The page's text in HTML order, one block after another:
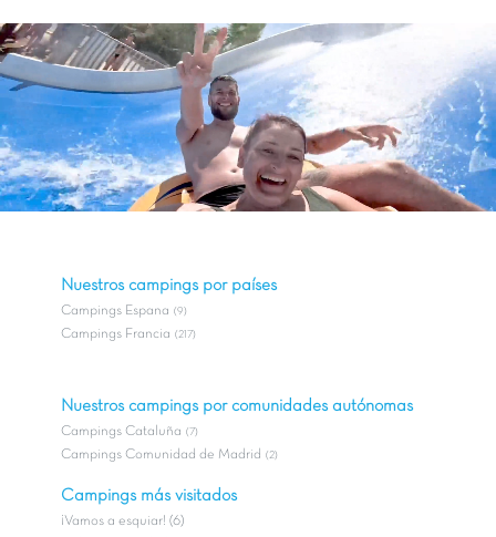
Nuestros campings por países
Campings Espana (9)
Campings Francia (217)
Nuestros campings por comunidades autónomas
Campings Cataluña (7)
Campings Comunidad de Madrid (2)
Campings más visitados
¡Vamos a esquiar! (6)